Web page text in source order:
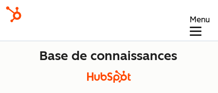
Menu
Base de connaissances